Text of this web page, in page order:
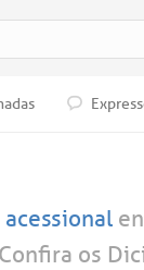
acessional
os